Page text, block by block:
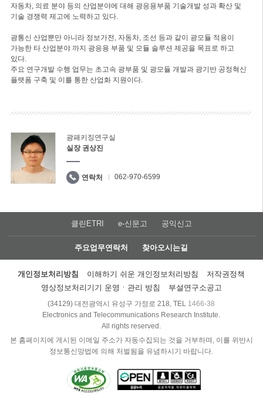
자동차, 의료 분야 등의 산업분야에 대해 광응용부품 기술개발 성과 확산 및
기술 경쟁력 제고에 노력하고 있다.
광통신 산업뿐만 아니라 정보가전, 자동차, 조선 등과 같이 광모듈 적용이
가능한 타 산업분야 까지 광응용 부품 및 모듈 솔루션 제공을 목표로 하고
있다.
주요 연구개발 수행 업무는 초고속 광부품 및 광모듈 개발과 광기반 공정혁신
플랫폼 구축 및 이를 통한 산업화 지원이다.
광패키징연구실
실장 권상진
연락처 062-970-6599
클린ETRI e-신문고 공익신고
주요업무연락처 찾아오시는길
개인정보처리방침 이해하기 쉬운 개인정보처리방침
저작권정책
영상정보처리기기 운영ㆍ관리 방침
부설연구소공고
(34129) 대전광역시 유성구 가정로 218, TEL 1466-38
Electronics and Telecommunications Research Institute.
All rights reserved.
본 홈페이지에 게시된 이메일 주소가 자동수집되는 것을 거부하며, 이를 위반시
정보통신망법에 의해 처벌됨을 유념하시기 바랍니다.